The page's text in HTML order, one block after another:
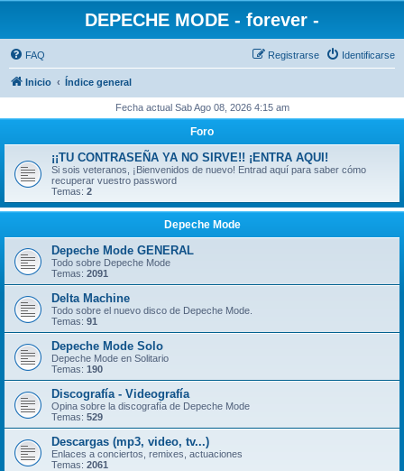
DEPECHE MODE - forever -
FAQ Identificarse
Registrarse
Inicio Índice general
Fecha actual Sab Ago 08, 2026 4:15 am
Foro
¡¡TU CONTRASEÑA YA NO SIRVE!! ¡ENTRA AQUI!
Si sois veteranos, ¡Bienvenidos de nuevo! Entrad aquí para saber cómo
recuperar vuestro password
Temas: 2
Depeche Mode
Depeche Mode GENERAL
Todo sobre Depeche Mode
Temas: 2091
Delta Machine
Todo sobre el nuevo disco de Depeche Mode.
Temas: 91
Depeche Mode Solo
Depeche Mode en Solitario
Temas: 190
Discografía - Videografía
Opina sobre la discografía de Depeche Mode
Temas: 529
Descargas (mp3, video, tv...)
Enlaces a conciertos, remixes, actuaciones
Temas: 2061